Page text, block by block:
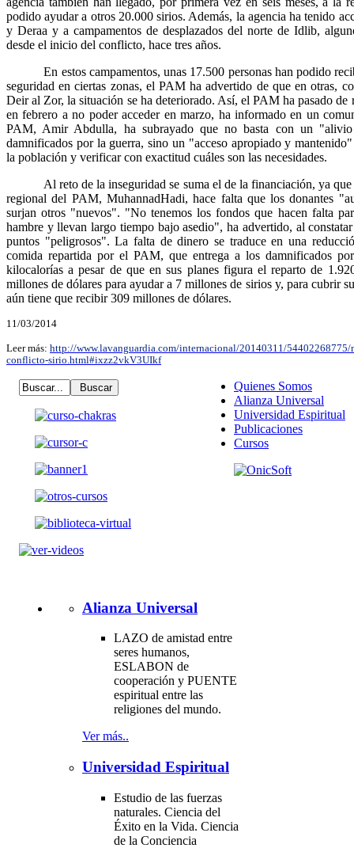
podido ayudar a otros 20.000 sirios. Además, la agencia ha tenido
y Deraa y a campamentos de desplazados del norte de Idlib,
desde el inicio del conflicto, hace tres años.
En estos campamentos, unas 17.500 personas han podido
seguridad en ciertas zonas, el PAM ha advertido de que en otras,
Deir al Zor, la situación se ha deteriorado. Así, el PAM ha pasado de
en febrero a no poder acceder en marzo, ha informado en un
PAM, Amir Abdulla, ha subrayado que no basta con un
damnificados por la guerra, sino un "acceso apropiado y
la población y verificar con exactitud cuáles son las necesidades.
Al reto de la inseguridad se suma el de la financiación, ya
regional del PAM, MuhannadHadi, hace falta que los donantes
surjan otros "nuevos". "No tenemos los fondos que hacen falta
hambre y llevan largo tiempo bajo asedio", ha advertido, al
puntos "peligrosos". La falta de dinero se traduce en una
comida repartida por el PAM, que entrega a los damnificados
kilocalorías a pesar de que en sus planes figura el reparto de
millones de dólares para ayudar a 7 millones de sirios y, para cubrir
aún tiene que recibir 309 millones de dólares.
11/03/2014
Leer más: http://www.lavanguardia.com/internacional/20140311/54402268775/
conflicto-sirio.html#ixzz2vkV3UIkf
Alianza Universal
LAZO de amistad entre
seres humanos,
ESLABON de
cooperación y PUENTE
espiritual entre las
religiones del mundo.
Ver más..
Universidad Espiritual
Estudio de las fuerzas
naturales. Ciencia del
Éxito en la Vida. Ciencia
de la Conciencia
Quienes Somos
Alianza Universal
Universidad Espiritual
Publicaciones
Cursos